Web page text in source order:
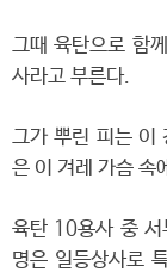
그때 육탄으로 함
사라고 부른다.
그가 뿌린 피는 이
은 이 겨레 가슴 속
육탄 10용사 중 서
명은 일등상사로